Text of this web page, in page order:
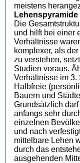
meistens
Lehenspyramide
Die
und hilft bei einer
Verhältnisse
komplexer, als
zu verstehen,
Studien voraus.
Verhältnisse im 3.
Halbfreie
Bauern und
Grundsätzlich
anfangs sehr
einzelnen
und nach
mittelbare Lehen
durch das
ausgehenden